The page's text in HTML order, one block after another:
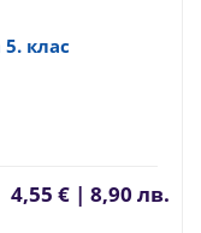
клас
4,55 € | 8,90 лв.